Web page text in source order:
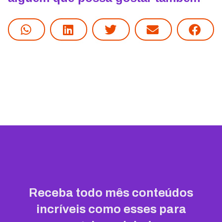
Receba todo mês conteúdos
incríveis como esses para